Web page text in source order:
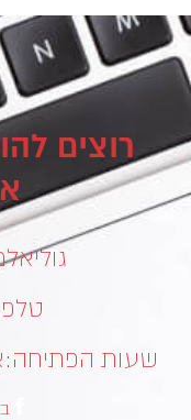
רוצים
גוליאלמו
טלפון: 077-
שעות הפתיחה: